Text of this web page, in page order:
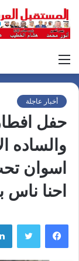
أخبار عاجلة
حفل افطار
والساده
اسوان
احنا